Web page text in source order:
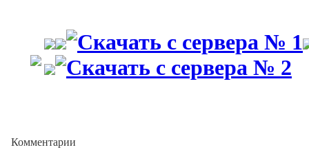
Комментарии